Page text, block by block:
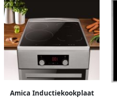
Amica Inductiekookplaat